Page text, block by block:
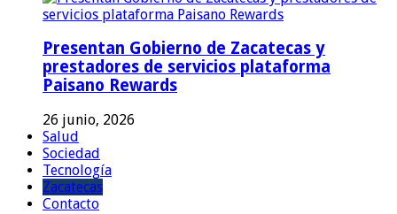
Presentan Gobierno de Zacatecas y
prestadores de servicios plataforma
Paisano Rewards
26 junio, 2026
Salud
Sociedad
Tecnología
Zacatecas
Contacto